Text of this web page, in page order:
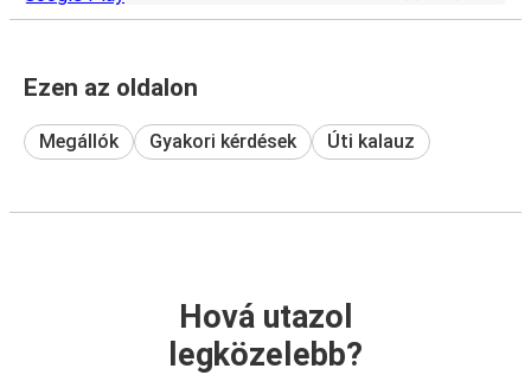
Ezen az oldalon
Megállók Gyakori kérdések Úti kalauz
Hová utazol
legközelebb?